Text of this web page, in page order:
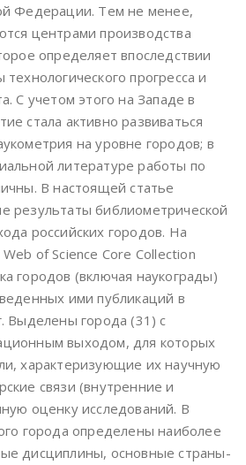
Федерации. Тем не менее,
центрами производства
определяет впоследствии
прогресса и
С учетом этого на Западе в
стала активно развиваться
на уровне городов; в
литературе работы по
В настоящей статье
результаты библиометрической
российских городов. На
of Science Core Collection
городов (включая наукограды)
ими публикаций в
Выделены города (31) с
выходом, для которых
характеризующие их научную
связи (внутренние и
оценку исследований. В
города определены наиболее
дисциплины, основные страны-